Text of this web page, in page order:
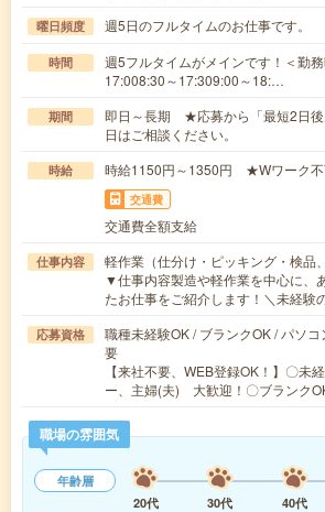
曜日頻度 週5日のフルタイムのお仕事です。
時間
週5フルタイムがメインです！＜勤
17:008:30～17:309:00～18:…
期間
即日～長期 ★応募から「最短2日後
日はご相談ください。
時給 時給1150円～1350円 ★Wワーク
交通費
交通費全額支給
仕事内容
軽作業（仕分け・ピッキング・検品
▼仕事内容製造や軽作業を中心に、
たお仕事をご紹介します！＼未経験
応募資格
職種未経験OK / ブランクOK / パソ
要
【来社不要、WEB登録OK！】〇未
ー、主婦(夫) 大歓迎！〇ブランク
職場の雰囲気
年齢層
20代
30代 40代